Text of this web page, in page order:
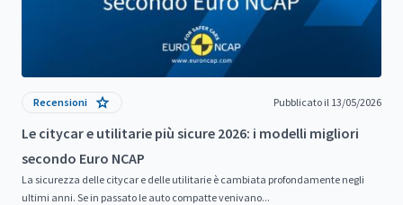
Recensioni Pubblicato il 13/05/2026
Le citycar e utilitarie più sicure 2026: i modelli migliori
secondo Euro NCAP
La sicurezza delle citycar e delle utilitarie è cambiata profondamente negli
ultimi anni. Se in passato le auto compatte venivano...